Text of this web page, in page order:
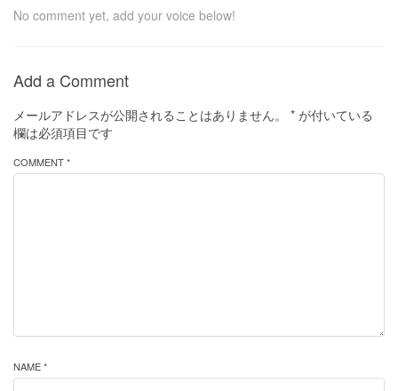
No comment yet, add your voice below!
Add a Comment
メールアドレスが公開されることはありません。 * が付いている
欄は必須項目です
COMMENT *
NAME *